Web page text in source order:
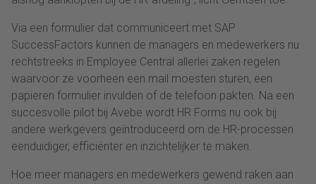
Via een formulier dat communiceert met SAP
SuccessFactors kunnen de managers en medewerkers nu
rechtstreeks in Employee Central allerlei zaken regelen
waarvoor ze voorheen een mail moesten sturen, een
papieren formulier invulden of de telefoon pakten. Na een
succesvolle pilot bij Avebe wordt HR Forms nu ook bij
andere werkgevers geïntroduceerd om de HR-processen
eenduidiger, efficiënter en inzichtelijker te maken.
Hoe meer managers en medewerkers gewend raken aan